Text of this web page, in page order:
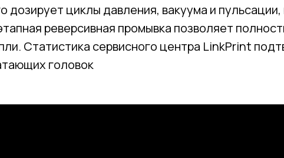
циклы давления, вакуума и
реверсивная промывка позволяет
Статистика сервисного центра LinkPrint
головок